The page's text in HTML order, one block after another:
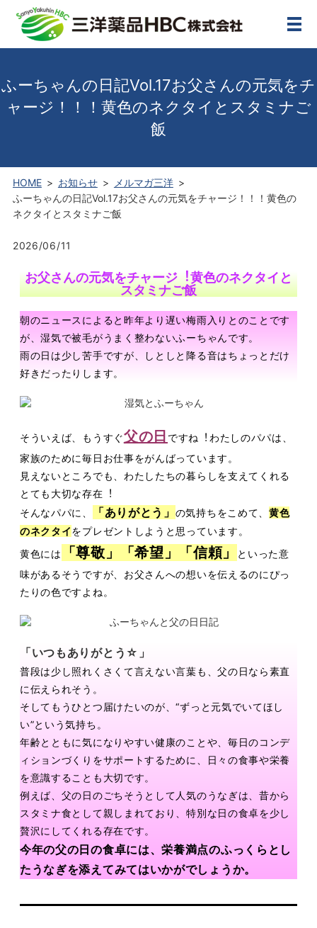
メ
ふーちゃんの⽇記Vol.17お⽗さんの元気をチ
ャージ！！！⻩⾊のネクタイとスタミナご
飯
HOME お知らせ
メルマガ三洋
ふーちゃんの⽇記Vol.17お⽗さんの元気をチャージ！！！⻩⾊の
ネクタイとスタミナご飯
2026/06/11
お⽗さんの元気をチャージ︕⻩⾊のネクタイと
スタミナご飯
朝のニュースによると昨年より遅い梅⾬⼊りとのことです
が、湿気で被⽑がうまく整わないふーちゃんです。
⾬の⽇は少し苦⼿ですが、しとしと降る⾳はちょっとだけ
好きだったりします。
そういえば、もうすぐ⽗の⽇ ですね︕ わたしのパパは、
家族のために毎⽇お仕事をがんばっています。
⾒えないところでも、わたしたちの暮らしを⽀えてくれる
とても⼤切な存在︕
そんなパパに、
「ありがとう」 の気持ちをこめて、⻩⾊
のネクタイをプレゼントしようと 思っています。
⻩⾊には
「尊敬」「希望」「信頼」
といった意
味があるそうですが、お⽗さんへの想いを伝えるのにぴっ
たりの⾊ですよね。
「いつもありがとう☆」
普段は少し照れくさくて⾔えない⾔葉も、⽗の⽇なら素直
に伝えられそう。
そしてもうひとつ届けたいのが、“ずっと元気でいてほし
い”という気持ち。
年齢とともに気になりやすい健康のことや、毎⽇のコンデ
ィションづくりをサポートするために、⽇々の⾷事や栄養
を意識することも⼤切です。
例えば、⽗の⽇のごちそうとして⼈気のうなぎは、昔から
スタミナ⾷として親しまれてお り、特別な⽇の⾷卓を少し
贅沢にしてくれる存在です。
今年の⽗の⽇の⾷卓には、栄養満点のふっくらとし
たうなぎを添えてみてはいかがでしょうか。